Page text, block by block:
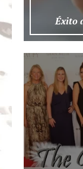
Éxito